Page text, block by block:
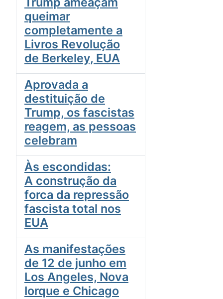
queimar
completamente a
Livros Revolução
de Berkeley, EUA
Aprovada a
destituição de
Trump, os fascistas
reagem, as pessoas
celebram
Às escondidas:
A construção da
forca da repressão
fascista total nos
EUA
As manifestações
de 12 de junho em
Los Angeles, Nova
Iorque e Chicago